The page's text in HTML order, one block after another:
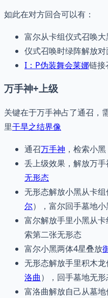
如此在对方回合可以有：
富尔从卡组仪式召唤
仪式召唤时绿阵解放对
I：P伪装舞会莱娜链接
万手神+上级
关键在于万手神占了通召，
里干旱之结界像
通召万手神 ，检索小黑
丢上级效果，解放万
无形态
无形态解放小黑从卡
尔），富尔回手墓地
富尔解放手里小黑从
索第二张无形态
富尔小黑两体4星叠放
无形态解放手里积木
洛曲），回手墓地无
富洛曲解放自己从墓